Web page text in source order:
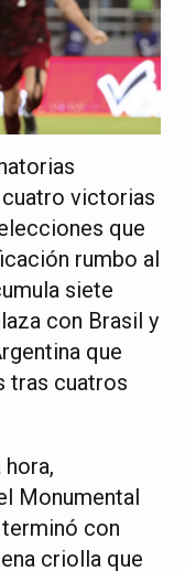
victorias
que
rumbo al
siete
con Brasil y
que
tras cuatros
Monumental
con
criolla que